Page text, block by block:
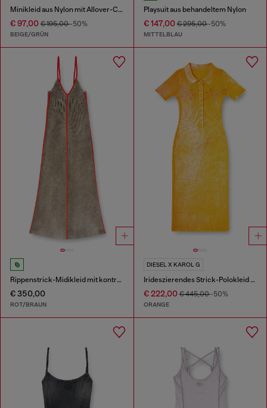
Minikleid aus Nylon mit Allover-Camouflagemuster und Kristalldetails
€ 97,00 € 195,00-50%
BEIGE/GRÜN
Playsuit aus behandeltem Nylon
€ 147,00€ 295,00-50%
MITTELBLAU
Rippenstrick-Midikleid mit kontrastierenden Bändern
€ 350,00
ROT/BRAUN
DIESEL X KAROL G
Irideszierendes Strick-Polokleid mit Lotus-Print
€ 222,00€ 445,00-50%
ORANGE